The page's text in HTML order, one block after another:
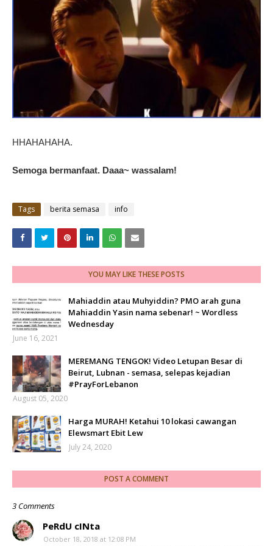
HHAHAHAHA.
Semoga bermanfaat. Daaa~ wassalam!
Tags berita semasa info
YOU MAY LIKE THESE POSTS
Mahiaddin atau Muhyiddin? PMO arah guna
Mahiaddin Yasin nama sebenar! ~ Wordless
Wednesday
June 16, 2021
MEREMANG TENGOK! Video Letupan Besar di
Beirut, Lubnan - semasa, selepas kejadian
#PrayForLebanon
August 05, 2020
Harga MURAH! Ketahui 10 lokasi cawangan
Elewsmart Ebit Lew
July 24, 2020
POST A COMMENT
3 Comments
PeRdU cINta
October 18, 2018 at 12:08 PM